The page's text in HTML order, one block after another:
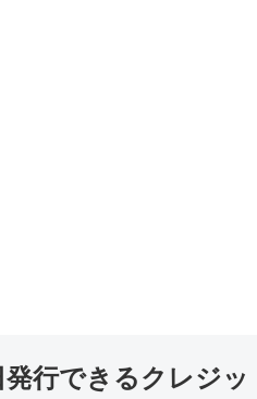
行できるクレジ